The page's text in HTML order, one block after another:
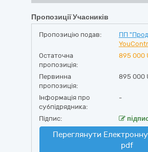
Пропозиції Учасників
Пропозицію подав: ПП
Остаточна
пропозиція:
895 000
Первинна
пропозиція:
895 000
Інформація про
субпідрядника:
-
Підпис:
Переглянути
pdf